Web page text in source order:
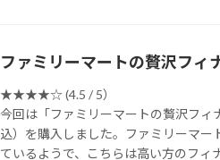
ファミリーマートの贅沢フィ
★★★★☆ (4.5 / 5）
今回は「ファミリーマートの贅沢フィ
込）を購入しました。ファミリーマー
ているようで、こちらは高い方のフィ